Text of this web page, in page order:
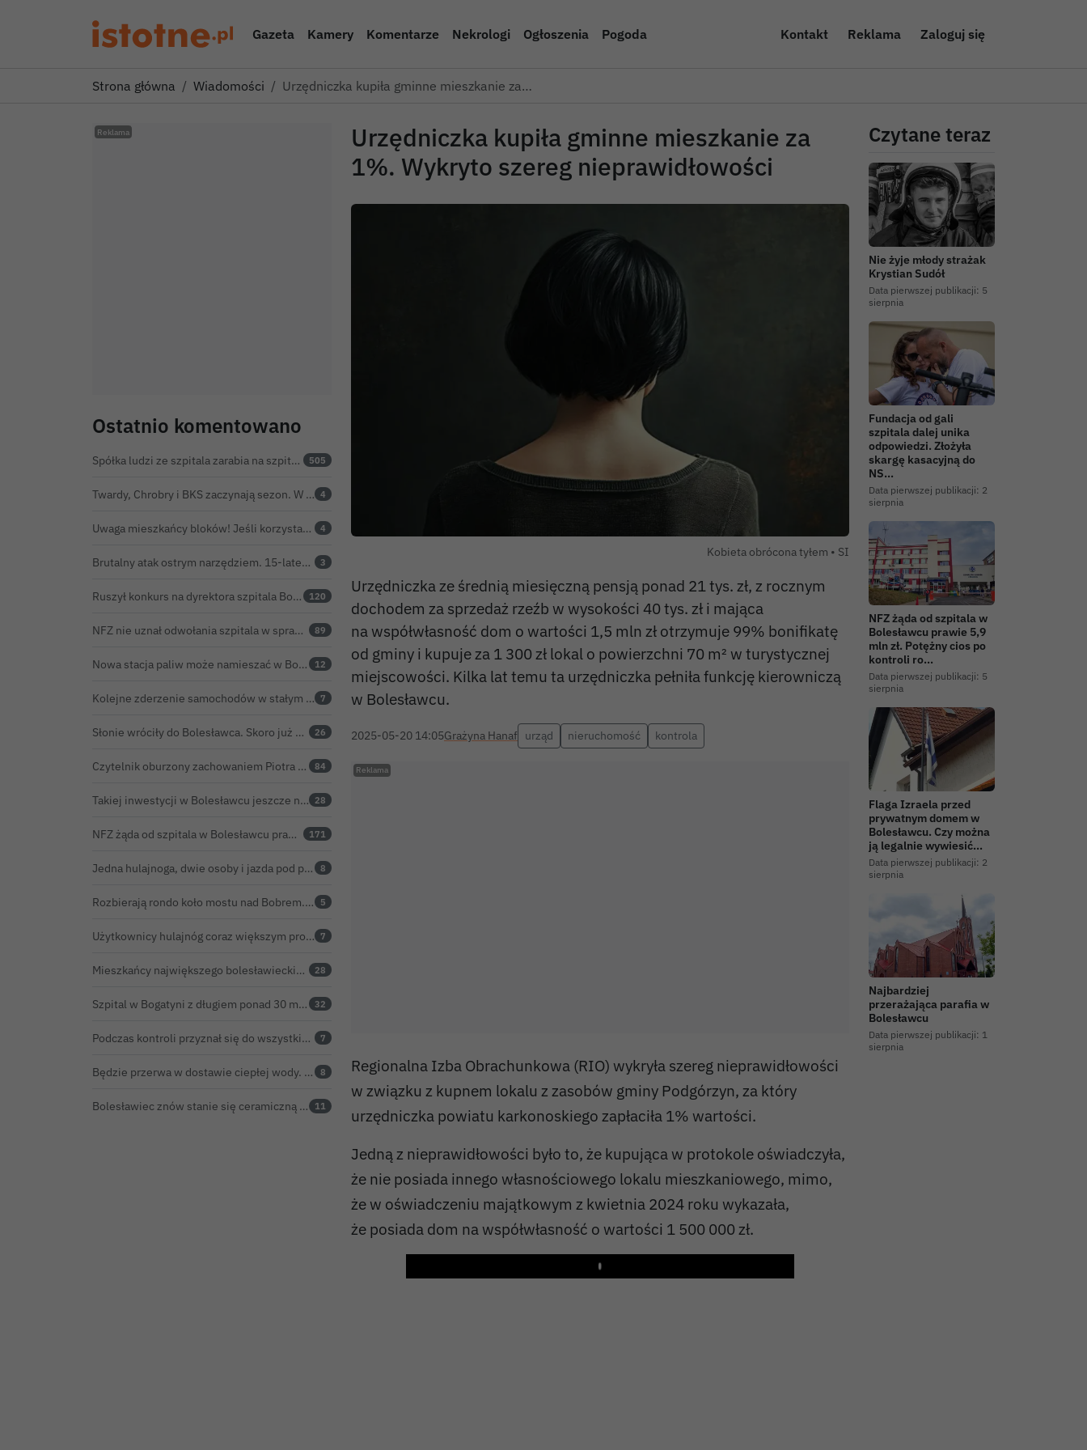
Gazeta Kamery Komentarze Nekrologi Ogłoszenia Pogoda Kontakt Reklama Zaloguj się
Strona główna Wiadomości Urzędniczka kupiła gminne mieszkanie za…
Ostatnio komentowano
Spółka ludzi ze szpitala zarabia na szpitalu w Bolesławcu. Kwoty pozostają tajne 505
Twardy, Chrobry i BKS zaczynają sezon. W Nowogrodźcu derby i pomoc dla Jakuba w powrocie do zdrowia 4
Uwaga mieszkańcy bloków! Jeśli korzystacie z tzw. junkersów, przeczytajcie to koniecznie 4
Brutalny atak ostrym narzędziem. 15-latek w stanie ciężkim trafił do szpitala 3
Ruszył konkurs na dyrektora szpitala Bolesławiec-Zgorzelec. Rozstrzygnięcie już w czerwcu? 120
NFZ nie uznał odwołania szpitala w sprawie prawie 5,9 mln zł. Barczyk: rozważamy sąd 89
Nowa stacja paliw może namieszać w Bolesławcu. Ceny mogą być niższe nawet o 30 groszy na litrze 12
Kolejne zderzenie samochodów w stałym punkcie na obwodnicy Bolesławca 7
Słonie wróciły do Bolesławca. Skoro już są, powinny dostać imiona? 26
Czytelnik oburzony zachowaniem Piotra Romana na rocznicy prezydentury Karola Nawrockiego. Obejrzeliśmy nagranie 84
Takiej inwestycji w Bolesławcu jeszcze nie było 28
NFZ żąda od szpitala w Bolesławcu prawie 5,9 mln zł. Potężny cios po kontroli rozliczeń 171
Jedna hulajnoga, dwie osoby i jazda pod prąd. Kolejne skrajnie nieodpowiedzialne zachowanie na ulicach Bolesławca 8
Rozbierają rondo koło mostu nad Bobrem. Powstanie tu rondo turbinowe 5
Użytkownicy hulajnóg coraz większym problemem. Czy Bolesławiec powinien pójść śladem Gniezna? 7
Mieszkańcy największego bolesławieckiego osiedla będą mieli nowy market 28
Szpital w Bogatyni z długiem ponad 30 mln zł. Ratunkiem ma być połączenie z Bolesławcem 32
Podczas kontroli przyznał się do wszystkiego. Kierowca natychmiast stracił prawo jazdy 7
Będzie przerwa w dostawie ciepłej wody. ZEC Bolesławiec zapowiada prace remontowe 8
Bolesławiec znów stanie się ceramiczną stolicą Polski. Zbliża się 32. Święto Ceramiki 11
Urzędniczka kupiła gminne mieszkanie za
1%. Wykryto szereg nieprawidłowości
Kobieta obrócona tyłem • Autor zdjęcia:
SI
Urzędniczka ze średnią miesięczną pensją ponad 21 tys. zł, z rocznym
dochodem za sprzedaż rzeźb w wysokości 40 tys. zł i mająca
na współwłasność dom o wartości 1,5 mln zł otrzymuje 99% bonifikatę
od gminy i kupuje za 1 300 zł lokal o powierzchni 70 m² w turystycznej
miejscowości. Kilka lat temu ta urzędniczka pełniła funkcję kierowniczą
w Bolesławcu.
2025-05-20 14:05Grażyna Hanaf urząd nieruchomość kontrola
Regionalna Izba Obrachunkowa (RIO) wykryła szereg nieprawidłowości
w związku z kupnem lokalu z zasobów gminy Podgórzyn, za który
urzędniczka powiatu karkonoskiego zapłaciła 1% wartości.
Jedną z nieprawidłowości było to, że kupująca w protokole oświadczyła,
że nie posiada innego własnościowego lokalu mieszkaniowego, mimo,
że w oświadczeniu majątkowym z kwietnia 2024 roku wykazała,
że posiada dom na współwłasność o wartości 1 500 000 zł.
Play
Czytane teraz
Nie żyje młody strażak
Krystian Sudół
Data pierwszej publikacji: 5
sierpnia
Fundacja od gali
szpitala dalej unika
odpowiedzi. Złożyła
skargę kasacyjną do
NS…
Data pierwszej publikacji: 2
sierpnia
NFZ żąda od szpitala w
Bolesławcu prawie 5,9
mln zł. Potężny cios po
kontroli ro…
Data pierwszej publikacji: 5
sierpnia
Flaga Izraela przed
prywatnym domem w
Bolesławcu. Czy można
ją legalnie wywiesić…
Data pierwszej publikacji: 2
sierpnia
Najbardziej
przerażająca parafia w
Bolesławcu
Data pierwszej publikacji: 1
sierpnia